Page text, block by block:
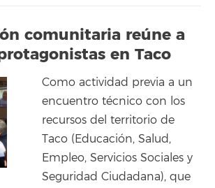
comunitaria reúne a
en Taco
Como actividad previa a un
encuentro técnico con los
recursos del territorio de
Taco (Educación, Salud,
Empleo, Servicios Sociales y
Seguridad Ciudadana), que